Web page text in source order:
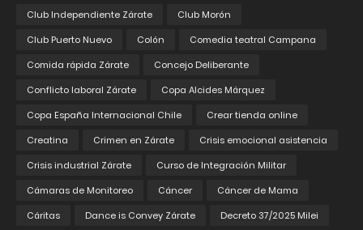
Club Independiente Zárate
Club Morón
Club Puerto Nuevo
Colón
Comedia teatral Campana
Comida rápida Zárate
Concejo Deliberante
Conflicto laboral Zárate
Copa Alcides Márquez
Copa España Internacional Chile
Crear tienda online
Creatina
Crimen en Zárate
Crisis emocional asistencia
Crisis industrial Zárate
Curso de Integración Militar
Cámaras de Monitoreo
Cáncer
Cáncer de Mama
Cáritas
Dance is Convey Zárate
Decreto 37/2025 Milei